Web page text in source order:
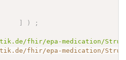
)
;
fhir/epa-medication/
fhir/epa-medication/